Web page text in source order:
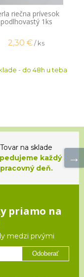
riečna prívesok
podlhovastý 1ks
2,30 €/ ks
- do 48h u teba
Tovar na sklade
každý
pracovný deň.
priamo na
medzi prvými
Odoberať